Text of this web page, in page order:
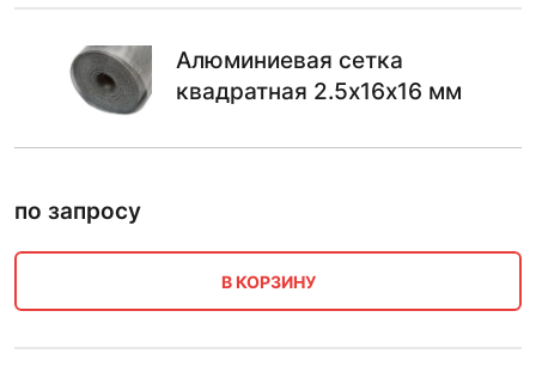
Алюминиевая сетка
квадратная 2.5х16х16 мм
по запросу
В КОРЗИНУ